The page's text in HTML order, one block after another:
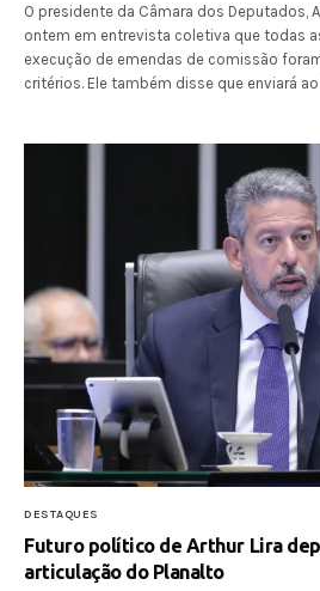
O presidente da Câmara dos Deputados,
ontem em entrevista coletiva que todas
execução de emendas de comissão
critérios. Ele também disse que enviará
DESTAQUES
Futuro político de Arthur Lira
articulação do Planalto